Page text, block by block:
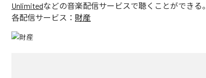
Unlimitedなどの音楽配信サービスで聴くことができる。
各配信サービス： 財産